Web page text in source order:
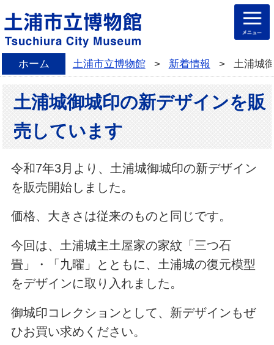
ホーム 土浦市立博物館 > 新着情報 > 土浦城
土浦城御城印の新デザインを販
売しています
令和7年3月より、土浦城御城印の新デザイン
を販売開始しました。
価格、大きさは従来のものと同じです。
今回は、土浦城主土屋家の家紋「三つ石
畳」・「九曜」とともに、土浦城の復元模型
をデザインに取り入れました。
御城印コレクションとして、新デザインもぜ
ひお買い求めください。